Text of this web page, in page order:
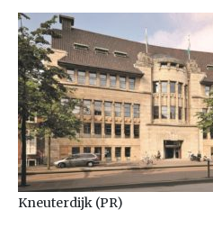
Kneuterdijk (PR)